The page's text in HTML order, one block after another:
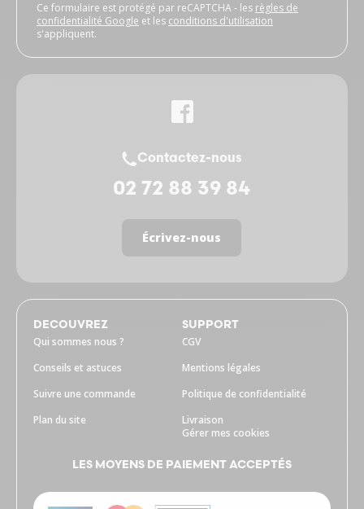
Ce formulaire est protégé par reCAPTCHA - les règles de
confidentialité Google et les conditions d'utilisation
s'appliquent.
Contactez-nous
02 72 88 39 84
Écrivez-nous
DECOUVREZ
Qui sommes nous ?
Conseils et astuces
Suivre une commande
Plan du site
SUPPORT
CGV
Mentions légales
Politique de confidentialité
Livraison
Gérer mes cookies
LES MOYENS DE PAIEMENT ACCEPTÉS